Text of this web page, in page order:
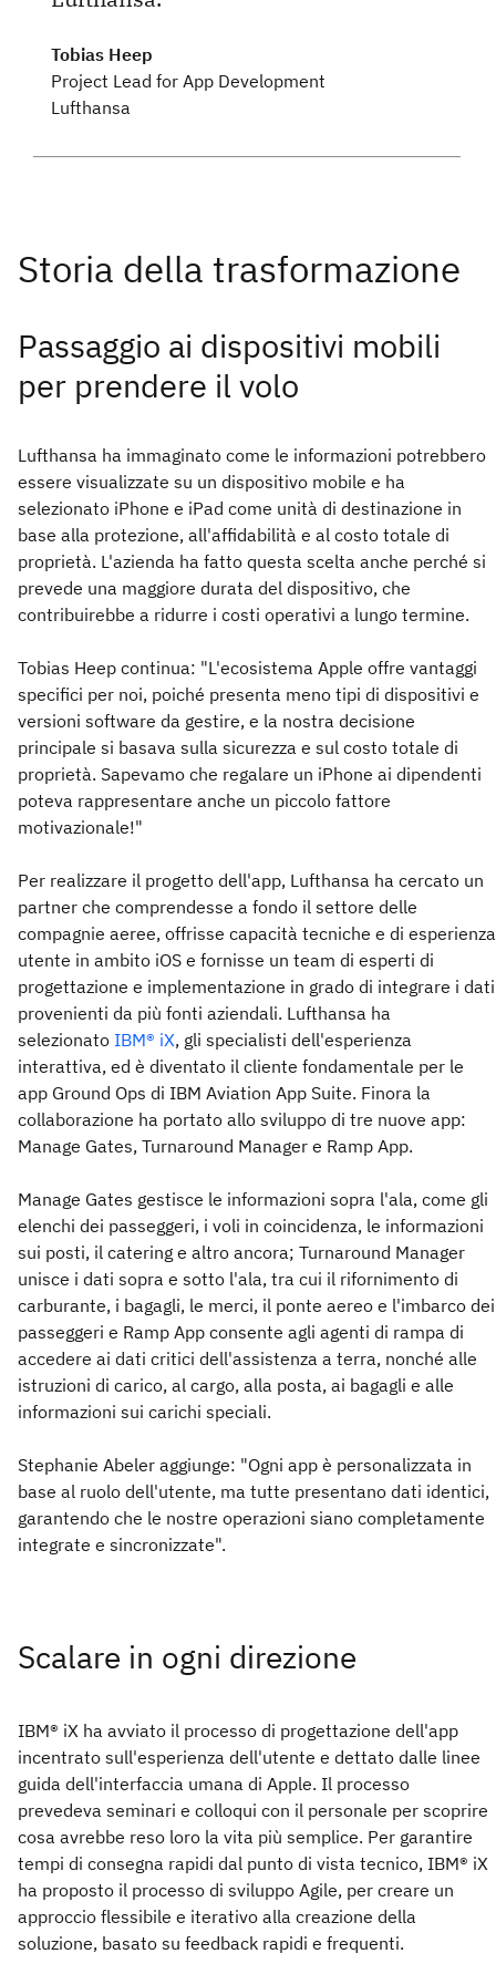
Tobias Heep
Project Lead for App Development
Lufthansa
Passaggio ai dispositivi mobili
per prendere il volo
Lufthansa ha immaginato come le informazioni potrebbero
essere visualizzate su un dispositivo mobile e ha
selezionato iPhone e iPad come unità di destinazione in
base alla protezione, all'affidabilità e al costo totale di
proprietà. L'azienda ha fatto questa scelta anche perché si
prevede una maggiore durata del dispositivo, che
contribuirebbe a ridurre i costi operativi a lungo termine.
Tobias Heep continua: "L'ecosistema Apple offre vantaggi
specifici per noi, poiché presenta meno tipi di dispositivi e
versioni software da gestire, e la nostra decisione
principale si basava sulla sicurezza e sul costo totale di
proprietà. Sapevamo che regalare un iPhone ai dipendenti
poteva rappresentare anche un piccolo fattore
motivazionale!"
Per realizzare il progetto dell'app, Lufthansa ha cercato un
partner che comprendesse a fondo il settore delle
compagnie aeree, offrisse capacità tecniche e di esperienza
utente in ambito iOS e fornisse un team di esperti di
progettazione e implementazione in grado di integrare i dati
provenienti da più fonti aziendali. Lufthansa ha
selezionato IBM® iX, gli specialisti dell'esperienza
interattiva, ed è diventato il cliente fondamentale per le
app Ground Ops di IBM Aviation App Suite. Finora la
collaborazione ha portato allo sviluppo di tre nuove app:
Manage Gates, Turnaround Manager e Ramp App.
Manage Gates gestisce le informazioni sopra l'ala, come gli
elenchi dei passeggeri, i voli in coincidenza, le informazioni
sui posti, il catering e altro ancora; Turnaround Manager
unisce i dati sopra e sotto l'ala, tra cui il rifornimento di
carburante, i bagagli, le merci, il ponte aereo e l'imbarco dei
passeggeri e Ramp App consente agli agenti di rampa di
accedere ai dati critici dell'assistenza a terra, nonché alle
istruzioni di carico, al cargo, alla posta, ai bagagli e alle
informazioni sui carichi speciali.
Stephanie Abeler aggiunge: "Ogni app è personalizzata in
base al ruolo dell'utente, ma tutte presentano dati identici,
garantendo che le nostre operazioni siano completamente
integrate e sincronizzate".
Scalare in ogni direzione
IBM® iX ha avviato il processo di progettazione dell'app
incentrato sull'esperienza dell'utente e dettato dalle linee
guida dell'interfaccia umana di Apple. Il processo
prevedeva seminari e colloqui con il personale per scoprire
cosa avrebbe reso loro la vita più semplice. Per garantire
tempi di consegna rapidi dal punto di vista tecnico, IBM® iX
ha proposto il processo di sviluppo Agile, per creare un
approccio flessibile e iterativo alla creazione della
soluzione, basato su feedback rapidi e frequenti.